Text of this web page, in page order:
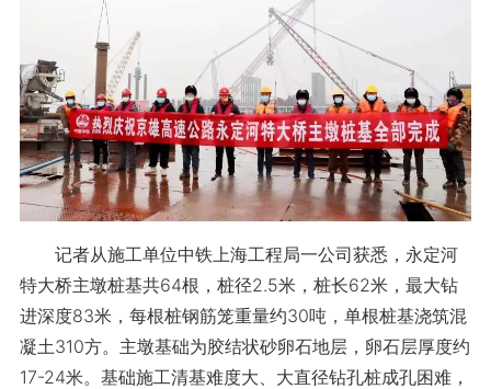
记者从施工单位中铁上海工程局一公司获悉，永定河
特大桥主墩桩基共64根，桩径2.5米，桩长62米，最大钻
进深度83米，每根桩钢筋笼重量约30吨，单根桩基浇筑混
凝土310方。主墩基础为胶结状砂卵石地层，卵石层厚度约
17-24米。基础施工清基难度大、大直径钻孔桩成孔困难，